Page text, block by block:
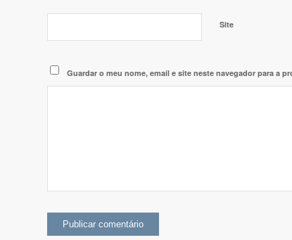
Site
Guardar o meu nome, email e site neste navegador para a